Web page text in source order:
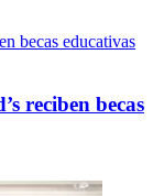
reciben becas